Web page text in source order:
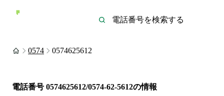
0574 0574625612
電話番号 0574625612/0574-62-5612の情報